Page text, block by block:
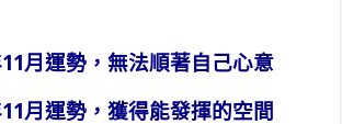
月運勢，無法順著自己心意
月運勢，獲得能發揮的空間